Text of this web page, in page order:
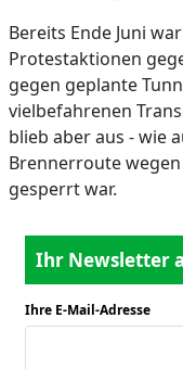
Bereits Ende Juni
Protestaktionen
gegen geplante
vielbefahrenen
blieb aber aus - wie
Brennerroute
gesperrt war.
Ihr Newsletter
Ihre E-Mail-Adresse